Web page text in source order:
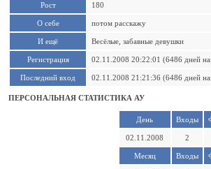
Рост 180
О себе потом расскажу
И ещё Весёлые, забавные девушки
Регистрация 02.11.2008 20:22:01 (6486 дней
Последний вход 02.11.2008 21:21:36 (6486 дней
ПЕРСОНАЛЬНАЯ СТАТИСТИКА АУ
День Входы
02.11.2008 2
Месяц Входы